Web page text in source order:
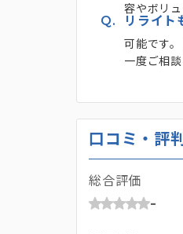
容やボリ
Q. リライト
可能です
一度ご相
口コミ・評
総合評価
-